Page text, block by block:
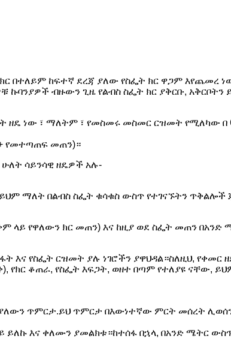
ከፍተኛ ደረጃ ያለው የስፌት ክር ዋጋም እየጨመረ
ብዙውን ጊዜ የልብስ ስፌት ክር ያቅርቡ, አቅርቦትን
ነው ፣ ማለትም ፣ የመስመሩ መስመር ርዝመት የሚለካው በ
የመተጣጠፍ መጠን)።
ሳይንሳዊ ዘዴዎች አሉ-
ማለት በልብስ ስፌት ቁሳቁስ ውስጥ የተገናኙትን
ላይ የዋለውን ክር መጠን) እና ከዚያ ወደ ስፌት መጠን
እና የስፌት ርዝመት ያሉ ነገሮችን ያዋህዳል።ስለዚህ,
የክር ቆጠራ, የስፌት እፍጋት, ወዘተ በጣም የተለያዩ ናቸው,
ጥምርታ.ይህ ጥምርታ በእውነተኛው ምርት መሰረት ሊወሰን
እና ቀለሙን ያመልክቱ።ከተሰፋ በኋላ, በአንድ ሜትር